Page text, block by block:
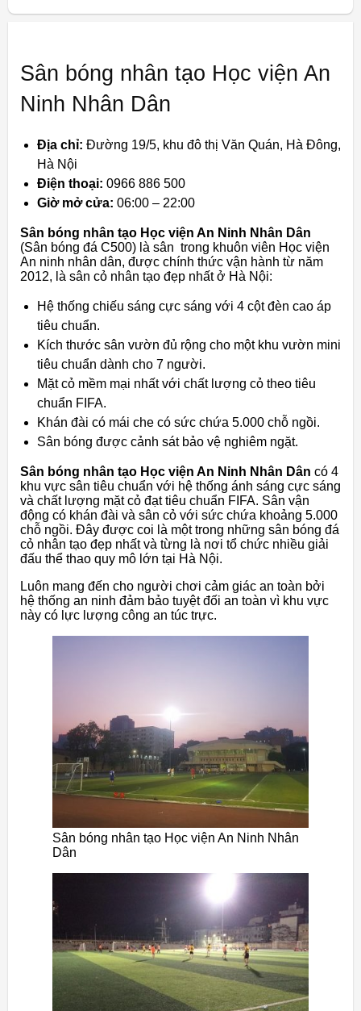
Sân bóng nhân tạo Học viện An
Ninh Nhân Dân
Địa chỉ: Đường 19/5, khu đô thị Văn Quán, Hà Đông,
Hà Nội
Điện thoại: 0966 886 500
Giờ mở cửa: 06:00 – 22:00
Sân bóng nhân tạo Học viện An Ninh Nhân Dân
(Sân bóng đá C500) là sân trong khuôn viên Học viện
An ninh nhân dân, được chính thức vận hành từ năm
2012, là sân cỏ nhân tạo đẹp nhất ở Hà Nội:
Hệ thống chiếu sáng cực sáng với 4 cột đèn cao áp
tiêu chuẩn.
Kích thước sân vườn đủ rộng cho một khu vườn mini
tiêu chuẩn dành cho 7 người.
Mặt cỏ mềm mại nhất với chất lượng cỏ theo tiêu
chuẩn FIFA.
Khán đài có mái che có sức chứa 5.000 chỗ ngồi.
Sân bóng được cảnh sát bảo vệ nghiêm ngặt.
Sân bóng nhân tạo Học viện An Ninh Nhân Dân có 4
khu vực sân tiêu chuẩn với hệ thống ánh sáng cực sáng
và chất lượng mặt cỏ đạt tiêu chuẩn FIFA. Sân vận
động có khán đài và sân cỏ với sức chứa khoảng 5.000
chỗ ngồi. Đây được coi là một trong những sân bóng đá
cỏ nhân tạo đẹp nhất và từng là nơi tổ chức nhiều giải
đấu thể thao quy mô lớn tại Hà Nội.
Luôn mang đến cho người chơi cảm giác an toàn bởi
hệ thống an ninh đảm bảo tuyệt đối an toàn vì khu vực
này có lực lượng công an túc trực.
Sân bóng nhân tạo Học viện An Ninh Nhân
Dân